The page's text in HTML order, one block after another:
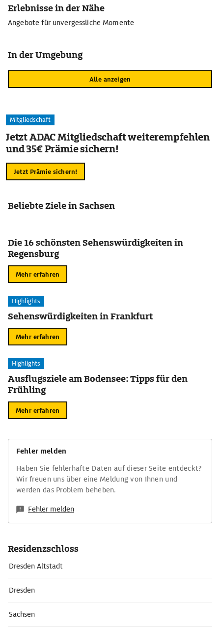
Erlebnisse in der Nähe
Angebote für unvergessliche Momente
In der Umgebung
Alle anzeigen
Mitgliedschaft
Jetzt ADAC Mitgliedschaft weiterempfehlen
und 35€ Prämie sichern!
Jetzt Prämie sichern!
Beliebte Ziele in Sachsen
Die 16 schönsten Sehenswürdigkeiten in
Regensburg
Mehr erfahren
Highlights
Sehenswürdigkeiten in Frankfurt
Mehr erfahren
Highlights
Ausflugsziele am Bodensee: Tipps für den
Frühling
Mehr erfahren
Fehler melden
Haben Sie fehlerhafte Daten auf dieser Seite entdeckt?
Wir freuen uns über eine Meldung von Ihnen und
werden das Problem beheben.
Fehler melden
Residenzschloss
Dresden Altstadt
Dresden
Sachsen